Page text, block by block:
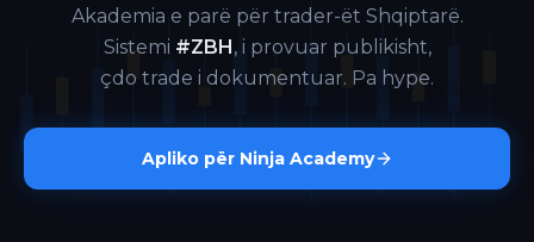
Akademia e parë për trader-ët Shqiptarë.
Sistemi #ZBH, i provuar publikisht,
çdo trade i dokumentuar. Pa hype.
Apliko për Ninja Academy